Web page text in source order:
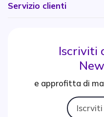
Servizio clienti
Iscriviti
e approfitta di